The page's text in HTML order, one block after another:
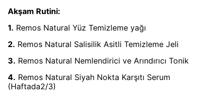
Akşam Rutini:
1. Remos Natural Yüz Temizleme yağı
2. Remos Natural Salisilik Asitli Temizleme Jeli
3. Remos Natural Nemlendirici ve Arındırıcı Tonik
4. Remos Natural Siyah Nokta Karşıtı Serum
(Haftada2/3)